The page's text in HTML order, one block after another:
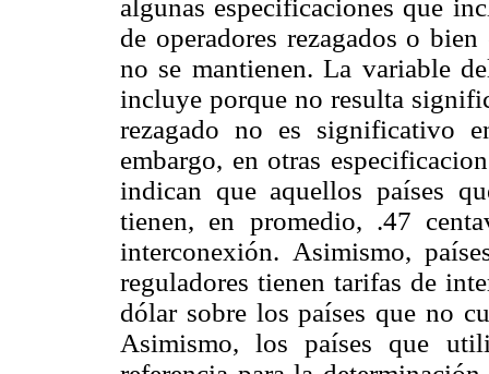
algunas especificaciones que
de operadores rezagados o
no se mantienen. La variable
incluye porque no resulta
rezagado no es significativo
embargo, en otras
indican que aquellos países
tienen, en promedio, .47
interconexión. Asimismo,
reguladores tienen tarifas de
dólar sobre los países que no
Asimismo, los países que